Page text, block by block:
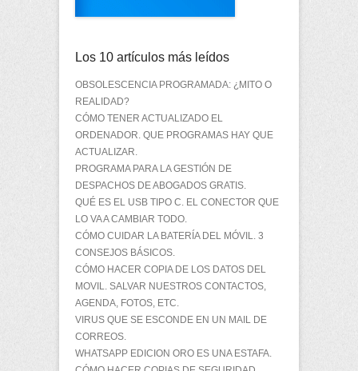
Los 10 artículos más leídos
OBSOLESCENCIA PROGRAMADA: ¿MITO O
REALIDAD?
CÓMO TENER ACTUALIZADO EL
ORDENADOR. QUE PROGRAMAS HAY QUE
ACTUALIZAR.
PROGRAMA PARA LA GESTIÓN DE
DESPACHOS DE ABOGADOS GRATIS.
QUÉ ES EL USB TIPO C. EL CONECTOR QUE
LO VA A CAMBIAR TODO.
CÓMO CUIDAR LA BATERÍA DEL MÓVIL. 3
CONSEJOS BÁSICOS.
CÓMO HACER COPIA DE LOS DATOS DEL
MOVIL. SALVAR NUESTROS CONTACTOS,
AGENDA, FOTOS, ETC.
VIRUS QUE SE ESCONDE EN UN MAIL DE
CORREOS.
WHATSAPP EDICION ORO ES UNA ESTAFA.